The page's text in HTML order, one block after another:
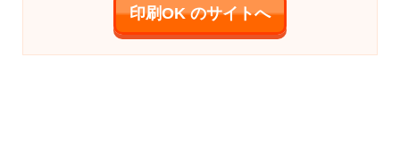
印刷OK のサイトへ